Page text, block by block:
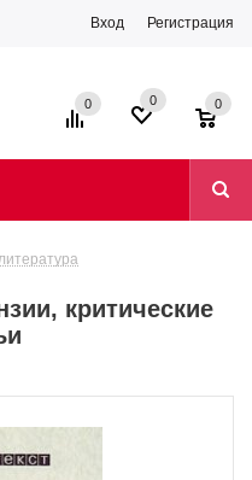
Вход Регистрация
0 0 0
критические